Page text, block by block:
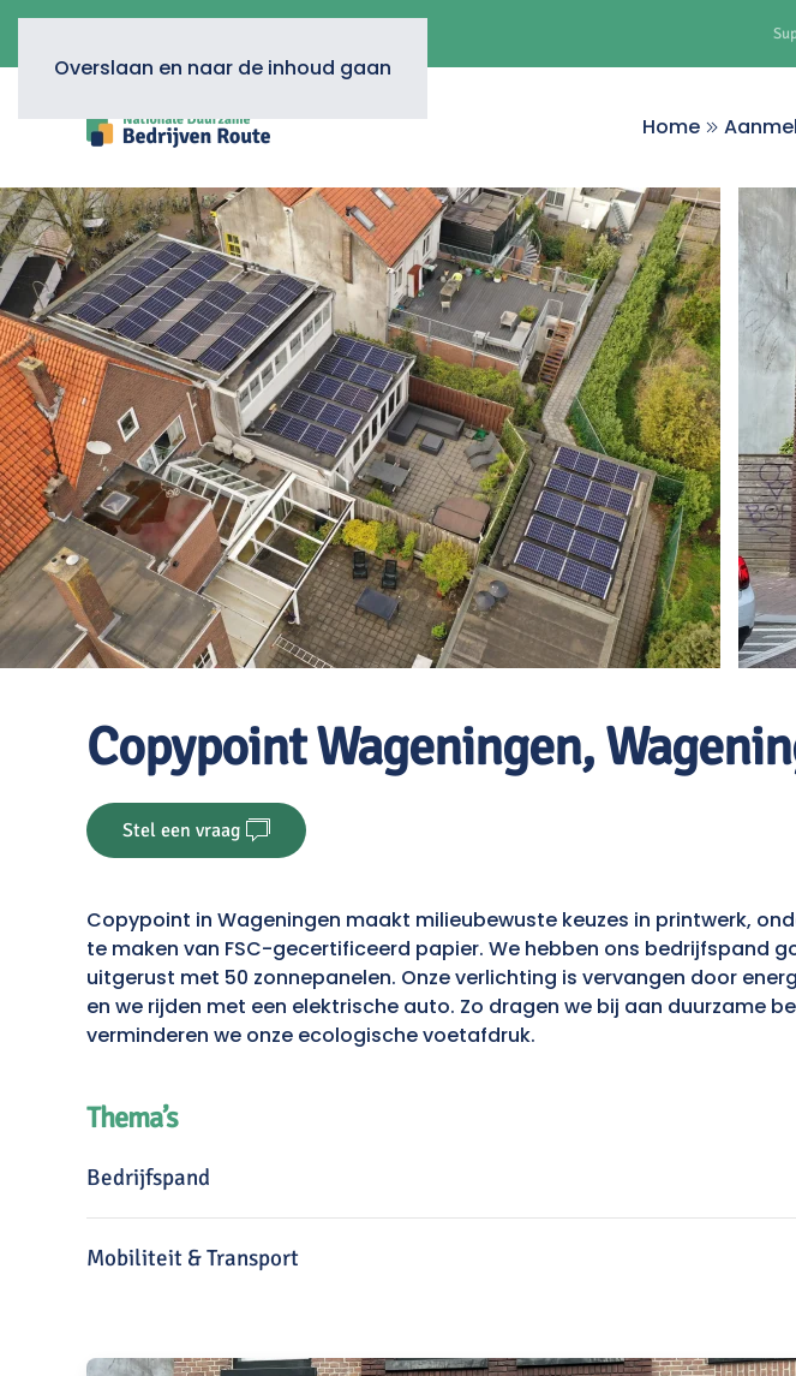
Overslaan en naar de inhoud gaan
Home
Copypoint Wageningen,
Stel een vraag
Copypoint in Wageningen maakt milieubewuste keuzes in printwerk,
te maken van FSC-gecertificeerd papier. We hebben ons bedrijfspand
uitgerust met 50 zonnepanelen. Onze verlichting is vervangen door
en we rijden met een elektrische auto. Zo dragen we bij aan duurzame
verminderen we onze ecologische voetafdruk.
Thema’s
Bedrijfspand
Mobiliteit & Transport